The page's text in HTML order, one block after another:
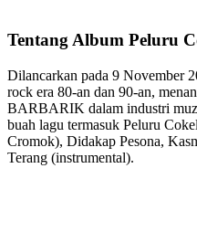
Tentang Album Peluru
Dilancarkan pada 9 November
rock era 80-an dan 90-an,
BARBARIK dalam industri
buah lagu termasuk Peluru
Cromok), Didakap Pesona,
Terang (instrumental).